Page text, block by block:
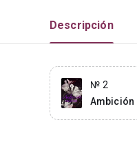
Descripción
№ 2
Ambición